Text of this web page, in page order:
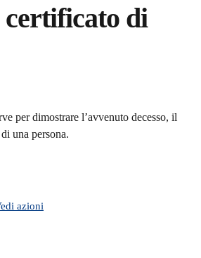
certificato di
per dimostrare l’avvenuto decesso, il
una persona.
azioni